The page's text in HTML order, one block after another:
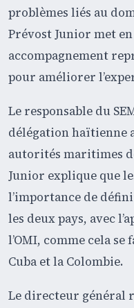
problèmes liés au
Prévost Junior met
accompagnement
pour améliorer
Le responsable du
délégation haïtienne
autorités maritimes
Junior explique que
l’importance de
les deux pays, avec
l’OMI, comme cela se
Cuba et la Colombie.
Le directeur général